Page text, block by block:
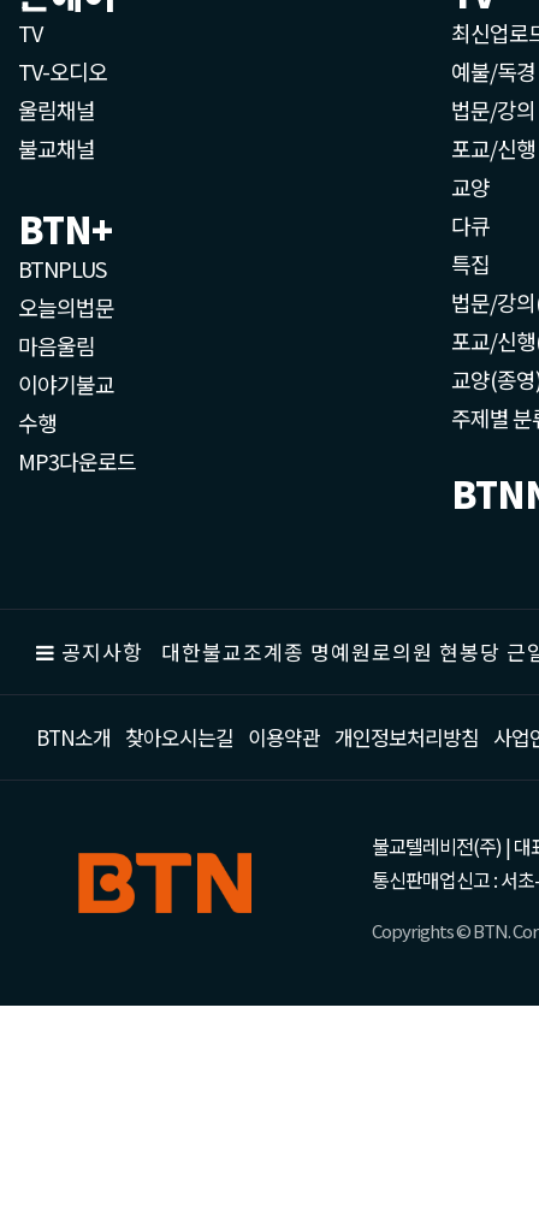
TV
TV-오디오
울림채널
불교채널
BTN+
BTNPLUS
오늘의법문
마음울림
이야기불교
수행
MP3다운로드
최신업로
예불/독경
법문/강의
포교/신행
교양
다큐
특집
법문/강
포교/신
교양(종
주제별 분
공지사항 대한불교조계종 명예원로의원 현봉당
BTN소개 찾아오시는길 이용약관 개인정보처리방침 사업
불교텔레비전(주) | 대
통신판매업신고 : 서
Copyrights © BTN.